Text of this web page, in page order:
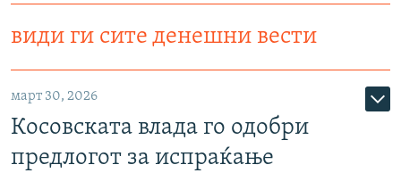
види ги сите денешни вести
март 30, 2026
Косовската влада го одобри
предлогот за испраќање